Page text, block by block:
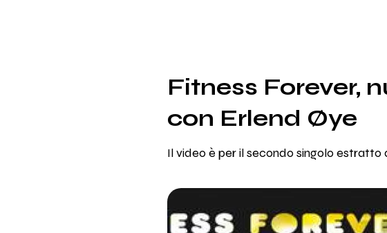
Fitness Forever,
con Erlend Øye
Il video è per il secondo singolo